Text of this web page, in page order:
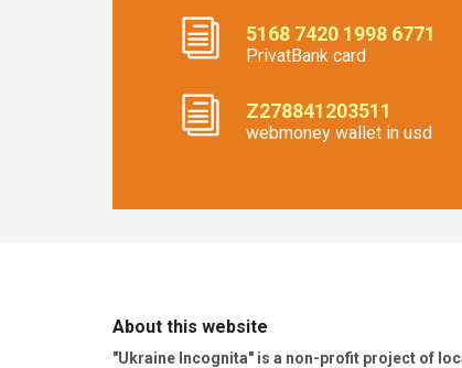
5168 7420 1998 6771
PrivatBank card
Z278841203511
webmoney wallet in usd
About this website
"Ukraine Incognita" is a non-profit project of